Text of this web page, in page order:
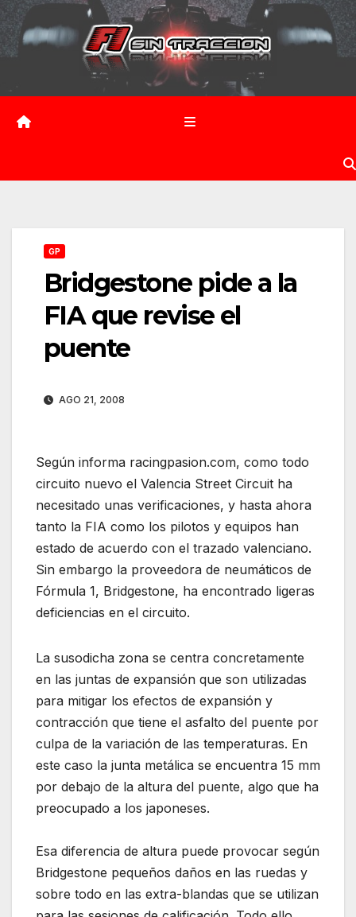
Saltar
contenido
GP
Bridgestone pide a la
FIA que revise el
puente
AGO 21, 2008
Según informa racingpasion.com, como todo
circuito nuevo el Valencia Street Circuit ha
necesitado unas verificaciones, y hasta ahora
tanto la FIA como los pilotos y equipos han
estado de acuerdo con el trazado valenciano.
Sin embargo la proveedora de neumáticos de
Fórmula 1, Bridgestone, ha encontrado ligeras
deficiencias en el circuito.
La susodicha zona se centra concretamente
en las juntas de expansión que son utilizadas
para mitigar los efectos de expansión y
contracción que tiene el asfalto del puente por
culpa de la variación de las temperaturas. En
este caso la junta metálica se encuentra 15 mm
por debajo de la altura del puente, algo que ha
preocupado a los japoneses.
Esa diferencia de altura puede provocar según
Bridgestone pequeños daños en las ruedas y
sobre todo en las extra-blandas que se utilizan